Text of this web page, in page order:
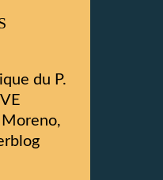
du P.
Moreno,